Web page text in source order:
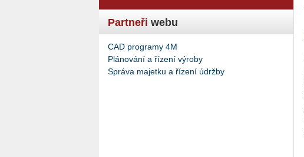
Partneři webu
CAD programy 4M
Plánování a řízení výroby
Správa majetku a řízení údržby